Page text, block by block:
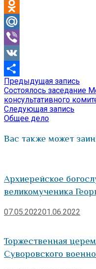
Telegram
Odnoklassniki
Mail.Ru
Viber
VK
Отправить
Навигация
по
записям
Предыдущая запись
Состоялось заседание
консультативного
Следующая запись
Общее дело
Вас также может
Архиерейское
великомученика
07.05.202201.06.2022
Торжественная
Суворовского